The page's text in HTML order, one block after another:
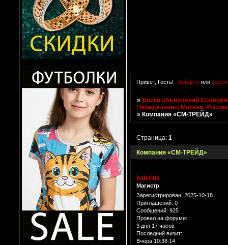
Привет, Гость! Войдитеили
»Доска объявлений
Переделкино, Москва, Россия
»Компания «СМ-ТРЕЙД»
Компания «СМ-ТРЕЙД»
Страница:1
balerina
Магистр
Зарегистрирован: 2025-10-18
Приглашений: 0
Сообщений: 925
Провел на форуме:
3 дня 17 часов
Последний визит:
Вчера 10:38:14